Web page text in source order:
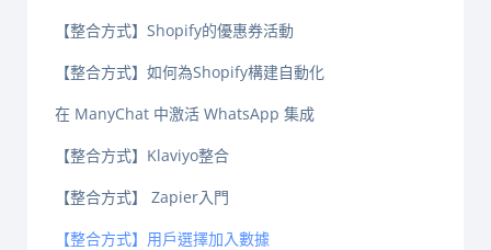
【整合方式】Shopify的優惠券活動
【整合方式】如何為Shopify構建自動化
在 ManyChat 中激活 WhatsApp 集成
【整合方式】Klaviyo整合
【整合方式】 Zapier入門
【整合方式】用戶選擇加入數據